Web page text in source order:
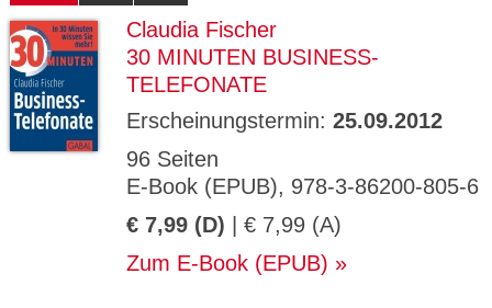
Claudia Fischer
30 MINUTEN BUSINESS-
TELEFONATE
Erscheinungstermin: 25.09.2012
96 Seiten
E-Book (EPUB), 978-3-86200-805-6
€ 7,99 (D) | € 7,99 (A)
Zum E-Book (EPUB)